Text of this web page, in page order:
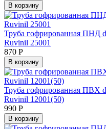
В корзину
Труба гофрированная ПНД
Ruvinil 25001
870 Р
В корзину
Труба гофрированная ПВХ
Ruvinil 12001(50)
990 Р
В корзину